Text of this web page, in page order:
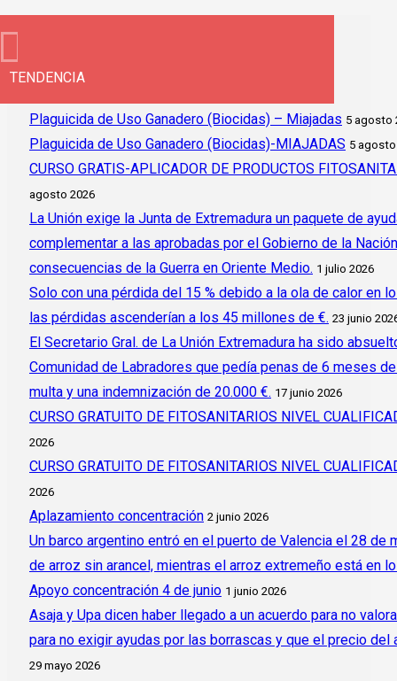
TENDENCIA
Plaguicida de Uso Ganadero (Biocidas) – Miajadas 5 agosto
Plaguicida de Uso Ganadero (Biocidas)-MIAJADAS 5
CURSO GRATIS-APLICADOR DE PRODUCTOS
agosto 2026
La Unión exige la Junta de Extremadura un paquete de
complementar a las aprobadas por el Gobierno de la
consecuencias de la Guerra en Oriente Medio. 1 julio 2026
Solo con una pérdida del 15 % debido a la ola de calor en
las pérdidas ascenderían a los 45 millones de €. 23 junio
El Secretario Gral. de La Unión Extremadura ha sido
Comunidad de Labradores que pedía penas de 6 meses
multa y una indemnización de 20.000 €. 17 junio 2026
CURSO GRATUITO DE FITOSANITARIOS NIVEL
2026
CURSO GRATUITO DE FITOSANITARIOS NIVEL
2026
Aplazamiento concentración 2 junio 2026
Un barco argentino entró en el puerto de Valencia el 28 de
de arroz sin arancel, mientras el arroz extremeño está en
Apoyo concentración 4 de junio 1 junio 2026
Asaja y Upa dicen haber llegado a un acuerdo para no
para no exigir ayudas por las borrascas y que el precio
29 mayo 2026